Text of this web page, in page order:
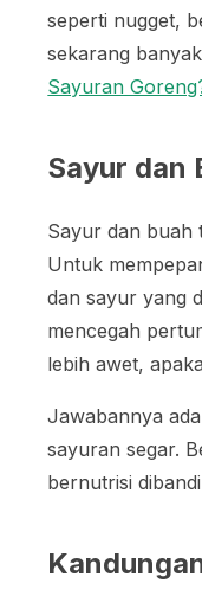
seperti nugget,
sekarang
Sayuran
Sayur dan
Sayur dan buah
Untuk
dan sayur yang
mencegah
lebih awet,
Jawabannya
sayuran segar.
bernutrisi